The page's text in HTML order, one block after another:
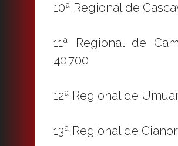
10ª Regional de
11ª Regional de
40.700
12ª Regional de
13ª Regional de